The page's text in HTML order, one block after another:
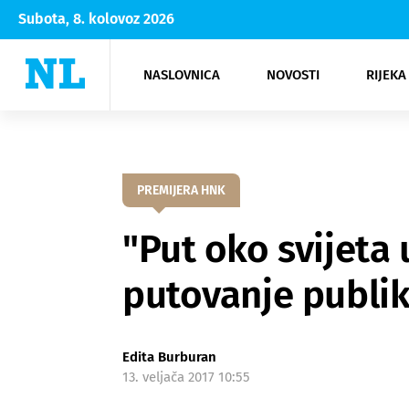
Subota, 8. kolovoz 2026
NASLOVNICA NOVOSTI
Rijeka Opatija
NK
Moda
Kultura
PREMIJERA HNK
"Put oko svijeta
putovanje
Edita Burburan
13. veljača 2017 10:55